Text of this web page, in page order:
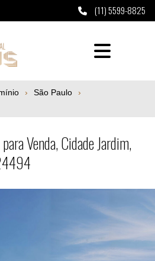
(11) 5599-8825
para Venda, Cidade
São Paulo
Venda, Cidade Jardim,